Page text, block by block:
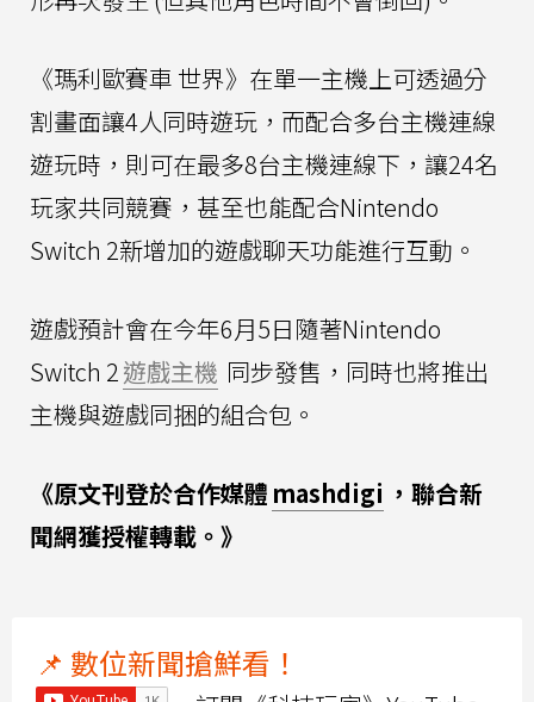
《瑪利歐賽車 世界》在單一主機上可透過分
割畫面讓4人同時遊玩，而配合多台主機連線
遊玩時，則可在最多8台主機連線下，讓24名
玩家共同競賽，甚至也能配合Nintendo
Switch 2新增加的遊戲聊天功能進行互動。
遊戲預計會在今年6月5日隨著Nintendo
Switch 2遊戲主機 同步發售，同時也將推出
主機與遊戲同捆的組合包。
《原文刊登於合作媒體 mashdigi ，聯合新
聞網獲授權轉載。》
📌 數位新聞搶鮮看！